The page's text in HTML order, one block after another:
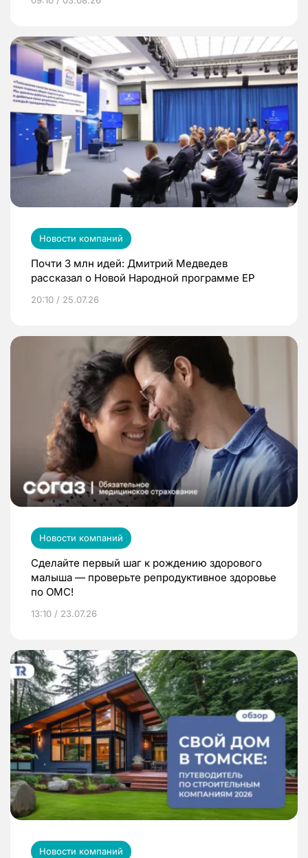
Новости компаний
Почти 3 млн идей: Дмитрий Медведев
рассказал о Новой Народной программе ЕР
20:10 / 25.07.26
Новости компаний
Сделайте первый шаг к рождению здорового
малыша — проверьте репродуктивное здоровье
по ОМС!
13:10 / 23.07.26
Новости компаний